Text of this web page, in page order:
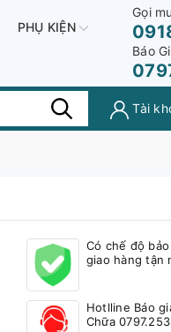
PHỤ KIỆN
Gọi
Báo
Tài
Có chế độ
giao hàng tận
Hotlline Báo
Chữa